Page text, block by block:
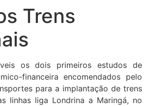
Trens
os dois primeiros estudos de
financeira encomendados pelo
para a implantação de trens
linhas liga Londrina a Maringá, no